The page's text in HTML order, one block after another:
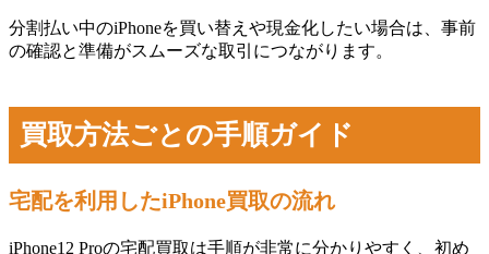
分割払い中のiPhoneを買い替えや現金化したい場合は、事前
の確認と準備がスムーズな取引につながります。
買取方法ごとの手順ガイド
宅配を利用したiPhone買取の流れ
iPhone12 Proの宅配買取は手順が非常に分かりやすく、初め